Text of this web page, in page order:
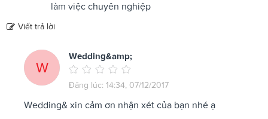
làm việc chuyên nghiệp
Viết trả lời
W
Wedding&amp;
Đăng lúc: 14:34, 07/12/2017
Wedding& xin cảm ơn nhận xét của bạn nhé ạ